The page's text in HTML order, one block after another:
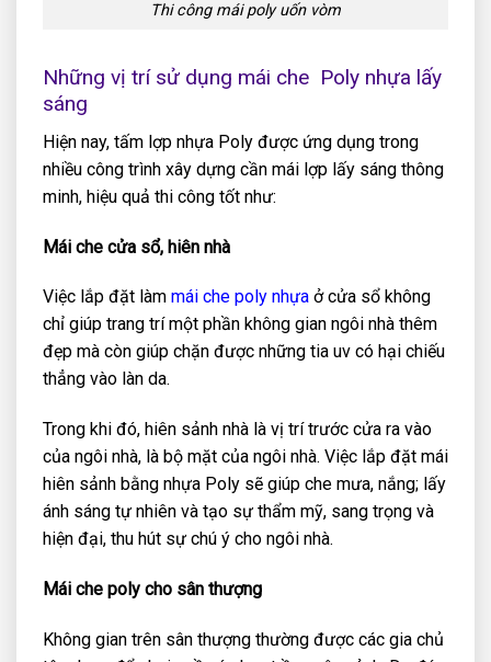
Thi công mái poly uốn vòm
Những vị trí sử dụng mái che Poly nhựa lấy
sáng
Hiện nay, tấm lợp nhựa Poly được ứng dụng trong
nhiều công trình xây dựng cần mái lợp lấy sáng thông
minh, hiệu quả thi công tốt như:
Mái che cửa sổ, hiên nhà
Việc lắp đặt làm mái che poly nhựa ở cửa sổ không
chỉ giúp trang trí một phần không gian ngôi nhà thêm
đẹp mà còn giúp chặn được những tia uv có hại chiếu
thẳng vào làn da.
Trong khi đó, hiên sảnh nhà là vị trí trước cửa ra vào
của ngôi nhà, là bộ mặt của ngôi nhà. Việc lắp đặt mái
hiên sảnh bằng nhựa Poly sẽ giúp che mưa, nắng; lấy
ánh sáng tự nhiên và tạo sự thẩm mỹ, sang trọng và
hiện đại, thu hút sự chú ý cho ngôi nhà.
Mái che poly cho sân thượng
Không gian trên sân thượng thường được các gia chủ